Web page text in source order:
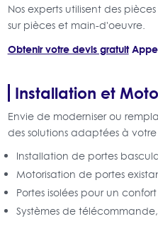
Nos experts utilisent des
sur pièces et main-d'oeuvre.
Obtenir votre devis gratuit
Installation et
Envie de moderniser ou
des solutions adaptées à
Installation de portes
Motorisation de portes
Portes isolées pour un
Systèmes de